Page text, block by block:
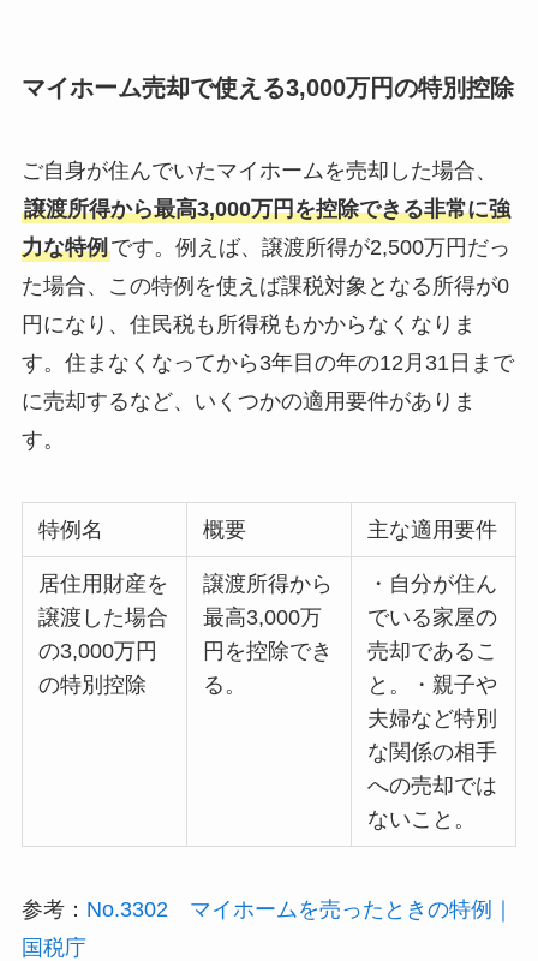
マイホーム売却で使える3,000万円の特別控除
ご自身が住んでいたマイホームを売却した場合、
譲渡所得から最高3,000万円を控除できる非常に強
力な特例です。例えば、譲渡所得が2,500万円だっ
た場合、この特例を使えば課税対象となる所得が0
円になり、住民税も所得税もかからなくなりま
す。住まなくなってから3年目の年の12月31日まで
に売却するなど、いくつかの適用要件がありま
す。
特例名 概要 主な適用要件
居住用財産を
譲渡した場合
の3,000万円
の特別控除
譲渡所得から
最高3,000万
円を控除でき
る。
・自分が住ん
でいる家屋の
売却であるこ
と。・親子や
夫婦など特別
な関係の相手
への売却では
ないこと。
参考： No.3302 マイホームを売ったときの特例｜
国税庁